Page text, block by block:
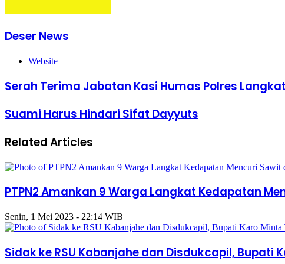
Deser News
Website
Serah Terima Jabatan Kasi Humas Polres Langkat
Suami Harus Hindari Sifat Dayyuts
Related Articles
PTPN2 Amankan 9 Warga Langkat Kedapatan
Senin, 1 Mei 2023 - 22:14 WIB
Sidak ke RSU Kabanjahe dan Disdukcapil,